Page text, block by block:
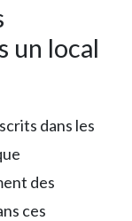
un local
dans les
des
ces